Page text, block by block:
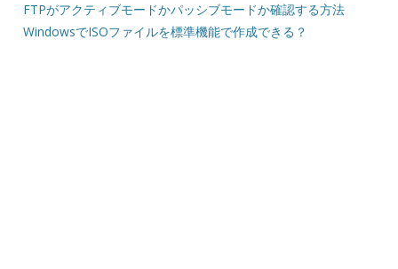
FTPがアクティブモードかパッシブモードか確認する方法
WindowsでISOファイルを標準機能で作成できる？